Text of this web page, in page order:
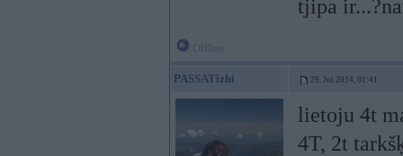
tjipa
PASSATizhi 29. Jul 2014, 01:41
lietoju 4t
4T, 2t